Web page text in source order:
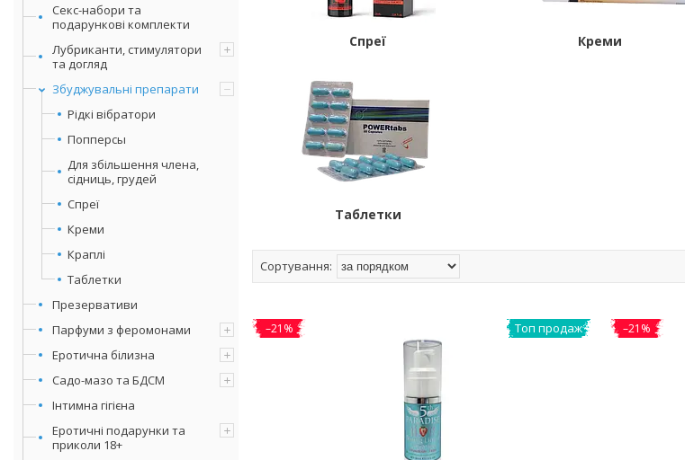
Секс-набори та
подарункові комплекти
Лубриканти, стимулятори
та догляд
Збуджувальні препарати
Рідкі вібратори
Попперсы
Для збільшення члена,
сідниць, грудей
Спреї
Креми
Краплі
Таблетки
Презервативи
Парфуми з феромонами
Еротична білизна
Садо-мазо та БДСМ
Інтимна гігієна
Еротичні подарунки та
приколи 18+
Спреї Креми
Таблетки
–21% Топ продаж –21%